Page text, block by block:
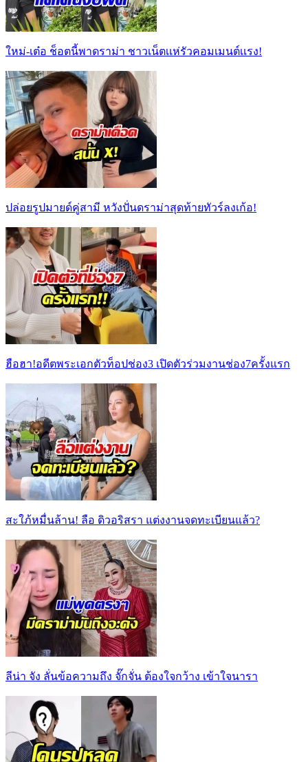
ใหม่-เต๋อ ช็อตนี้พาดราม่า ชาวเน็ตเเห่รัวคอมเมนต์เเรง!
ปล่อยรูปมายด์คู่สามี หวังปั่นดราม่าสุดท้ายทัวร์ลงเก้อ!
ฮือฮา!อดีตพระเอกตัวท็อปช่อง3 เปิดตัวร่วมงานช่อง7ครั้งแรก
สะใภ้หมื่นล้าน! ลือ ดิวอริสรา แต่งงานจดทะเบียนแล้ว?
ลีน่า จัง ลั่นข้อความถึง จั๊กจั่น ต้องใจกว้าง เข้าใจนารา